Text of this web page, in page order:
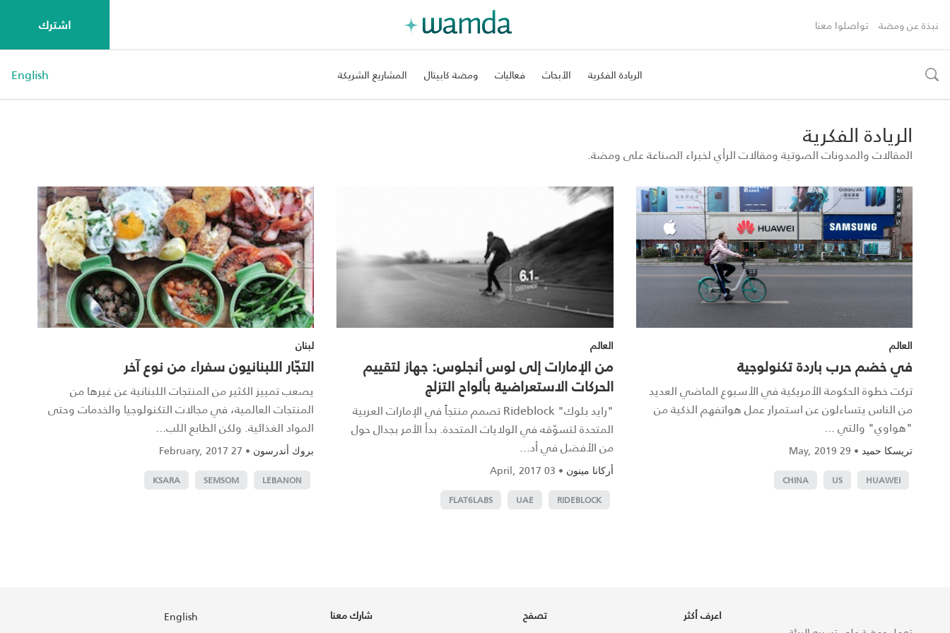
نبذة عن ومضة تواصلوا معنا اشترك
toggle
الريادة الفكرية الأبحاث فعاليات ومضة كابيتال المشاريع الشريكة English
الريادة الفكرية
المقالات والمدونات الصوتية ومقالات الرأي لخبراء الصناعة على ومضة.
العالم
في خضم حرب باردة تكنولوجية
تركت خطوة الحكومة الأمريكية في الأسبوع الماضي العديد
من الناس يتساءلون عن استمرار عمل هواتفهم الذكية من
"هواوي" والتي ...
تريسكا حميد •
29 May, 2019
HUAWEI
US
CHINA
العالم
من الإمارات إلى لوس أنجلوس‎: جهاز لتقييم
الحركات الاستعراضية بألواح التزلج‎
"رايد بلوك" Rideblock تصمم منتجاً في الإمارات العربية
المتحدة لتسوّقه في الولايات المتحدة. بدأ الأمر بجدال حول
من الأفضل في أد...
أركانا مينون •
03 April, 2017
RIDEBLOCK
UAE
FLAT6LABS
لبنان
التجّار اللبنانيون سفراء من نوع آخر
يصعب تمييز الكثير من المنتجات اللبنانية عن غيرها من
المنتجات العالمية، في مجالات التكنولوجيا والخدمات وحتى
المواد الغذائية. ولكن الطابع اللب...
بروك أندرسون •
27 February, 2017
LEBANON
SEMSOM
KSARA
اعرف أكثر
تصفح
شارك معنا
English